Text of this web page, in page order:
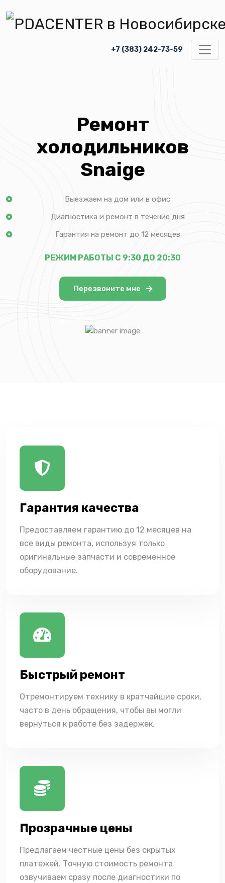
+7 (383) 242-73-59
Ремонт
холодильников
Snaige
Выезжаем на дом или в офис
Диагностика и ремонт в течение дня
Гарантия на ремонт до 12 месяцев
РЕЖИМ РАБОТЫ С 9:30 ДО 20:30
Перезвоните мне
Гарантия качества
Предоставляем гарантию до 12 месяцев на
все виды ремонта, используя только
оригинальные запчасти и современное
оборудование.
Быстрый ремонт
Отремонтируем технику в кратчайшие сроки,
часто в день обращения, чтобы вы могли
вернуться к работе без задержек.
Прозрачные цены
Предлагаем честные цены без скрытых
платежей. Точную стоимость ремонта
озвучиваем сразу после диагностики по